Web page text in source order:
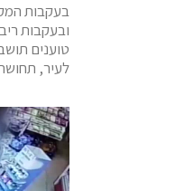
בעקבות
ובעקבות
טוענים
לעיר,